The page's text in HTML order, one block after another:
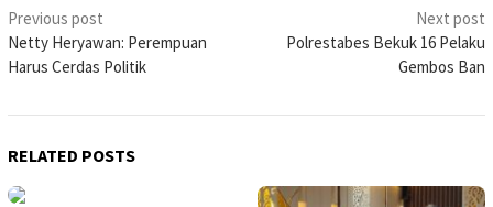
Post
navigation
Previous post
Netty Heryawan: Perempuan
Harus Cerdas Politik
Next post
Polrestabes Bekuk 16 Pelaku
Gembos Ban
RELATED POSTS